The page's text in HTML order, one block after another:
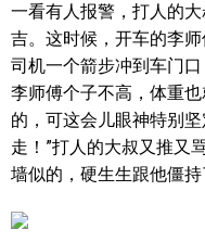
一看有人报警，打人的
吉。这时候，开车的李
司机一个箭步冲到车门
李师傅个子不高，体重
的，可这会儿眼神特别
走！”打人的大叔又推又
墙似的，硬生生跟他僵